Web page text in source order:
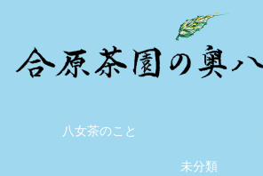
八女茶のこと
未分類